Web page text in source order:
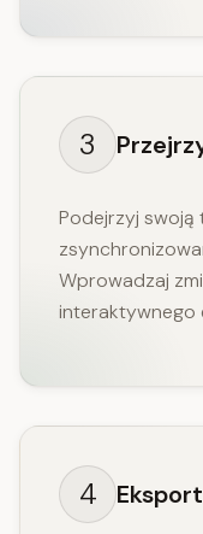
3
Podejrzyj swoją
Wprowadzaj
interaktywnego
4